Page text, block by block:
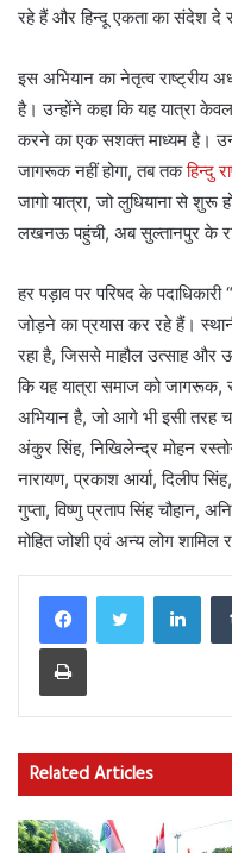
रहे हैं और हिन्दू एकता का संदेश दे
इस अभियान का नेतृत्व राष्ट्रीय
है। उन्होंने कहा कि यह यात्रा
करने का एक सशक्त माध्यम है।
जागरूक नहीं होगा, तब तकहिन्दु
जागो यात्रा, जो लुधियाना से शुरू
लखनऊ पहुंची, अब सुल्तानपुर के
हर पड़ाव पर परिषद के
जोड़ने का प्रयास कर रहे हैं।
रहा है, जिससे माहौल उत्साह और
कि यह यात्रा समाज को
अभियान है, जो आगे भी इसी तरह
अंकुर सिंह, निखिलेन्द्र मोहन
नारायण, प्रकाश आर्या, दिलीप
गुप्ता, विष्णु प्रताप सिंह चौहान,
मोहित जोशी एवं अन्य लोग शामिल
Print
Related Articles